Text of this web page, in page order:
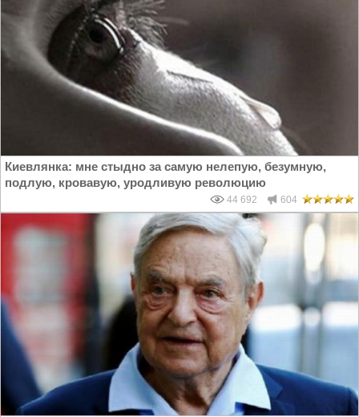
Киевлянка: мне стыдно за самую нелепую, безумную,
подлую, кровавую, уродливую революцию
44 692 604